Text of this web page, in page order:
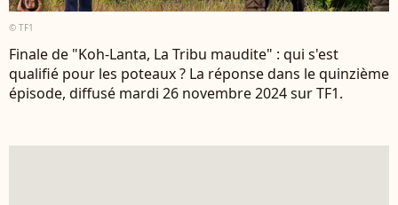
© TF1
Finale de "Koh-Lanta, La Tribu maudite" : qui s'est
qualifié pour les poteaux ? La réponse dans le quinzième
épisode, diffusé mardi 26 novembre 2024 sur TF1.